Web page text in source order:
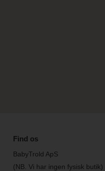
Find os
BabyTrold ApS
(NB. Vi har ingen fysisk butik)